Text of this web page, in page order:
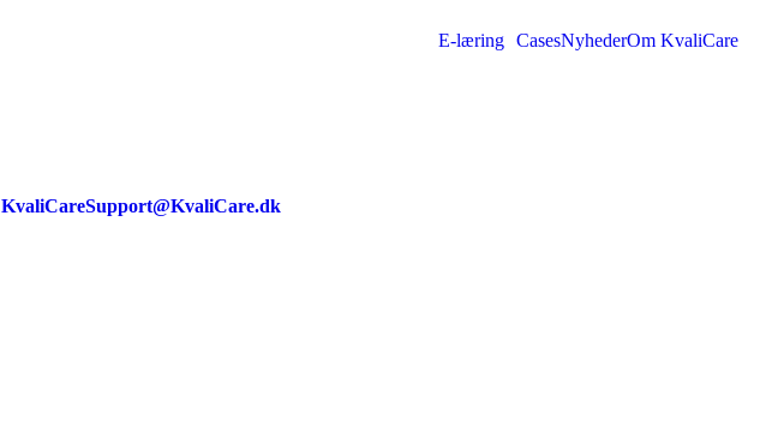
E-læring CasesNyhederOm KvaliCare
KvaliCareSupport@KvaliCare.dk